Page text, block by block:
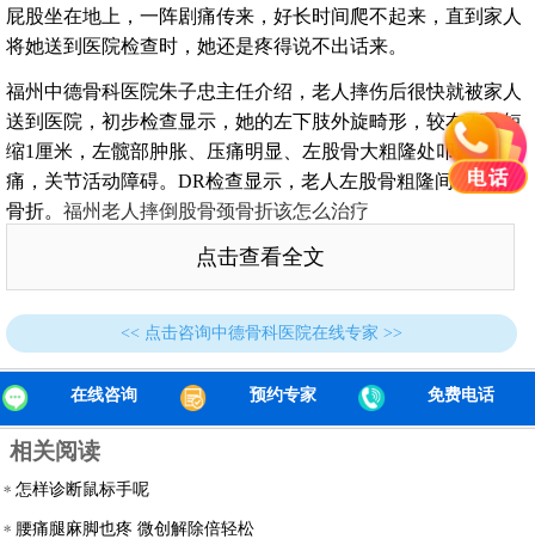
屁股坐在地上，一阵剧痛传来，好长时间爬不起来，直到家人
将她送到医院检查时，她还是疼得说不出话来。
福州中德骨科医院朱子忠主任介绍，老人摔伤后很快就被家人
送到医院，初步检查显示，她的左下肢外旋畸形，较右下肢短
缩1厘米，左髋部肿胀、压痛明显、左股骨大粗隆处叩击疼
痛，关节活动障碍。DR检查显示，老人左股骨粗隆间粉碎性
骨折。 福州老人摔倒股骨颈骨折该怎么治疗
“张依姆年纪大了，又合并有极高危的三级高血压等多种内科
疾病，若是依靠传统手术，术前麻醉的风险就很高，但如果仅
仅保守治疗，长期卧床容易加重肺部感染，还有可带来尿路感
染、褥疮等等并发症，对骨折的恢复更是不利。”朱子忠主任
介绍，在朱维钦教授、王金星主任等专家团队会诊后，决定为
老人行实施微创PFNA交锁髓内钉内固定术的治疗。
手术很顺利，在医护人员的悉心照料下，依姆恢复得很好，目
前已顺利出院，回家进一步康复。
点击查看全文
<< 点击咨询中德骨科医院在线专家 >>
在线咨询 预约专家 免费电话
相关阅读
怎样诊断鼠标手呢
腰痛腿麻脚也疼 微创解除倍轻松